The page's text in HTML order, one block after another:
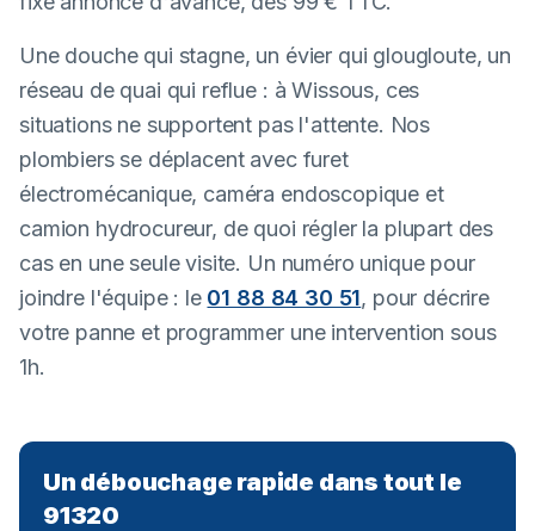
Une douche qui stagne, un évier qui glougloute, un
réseau de quai qui reflue : à Wissous, ces
situations ne supportent pas l'attente. Nos
plombiers se déplacent avec furet
électromécanique, caméra endoscopique et
camion hydrocureur, de quoi régler la plupart des
cas en une seule visite. Un numéro unique pour
joindre l'équipe : le 01 88 84 30 51, pour décrire
votre panne et programmer une intervention sous
1h.
Un débouchage rapide dans tout le
91320